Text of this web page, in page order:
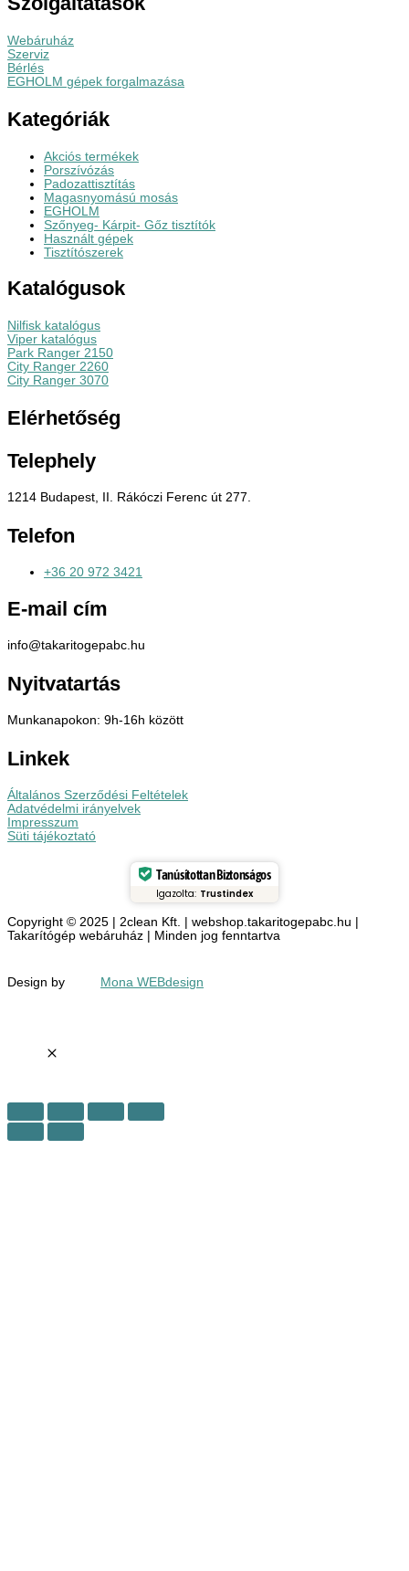
Webáruház
Szerviz
Bérlés
EGHOLM gépek forgalmazása
Kategóriák
Akciós termékek
Porszívózás
Padozattisztítás
Magasnyomású mosás
EGHOLM
Szőnyeg- Kárpit- Gőz tisztítók
Használt gépek
Tisztítószerek
Katalógusok
Nilfisk katalógus
Viper katalógus
Park Ranger 2150
City Ranger 2260
City Ranger 3070
Elérhetőség
Telephely
1214 Budapest, II. Rákóczi Ferenc út 277.
Telefon
+36 20 972 3421
E-mail cím
info@takaritogepabc.hu
Nyitvatartás
Munkanapokon: 9h-16h között
Linkek
Általános Szerződési Feltételek
Adatvédelmi irányelvek
Impresszum
Süti tájékoztató
Tanúsítottan Biztonságos
Igazolta: Trustindex
Copyright © 2025 | 2clean Kft. | webshop.takaritogepabc.hu |
Takarítógép webáruház | Minden jog fenntartva
Design by Mona WEBdesign